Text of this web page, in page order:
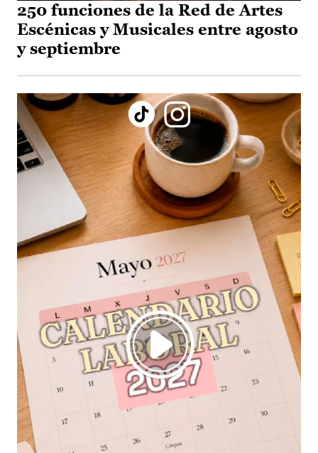
250 funciones de la Red de Artes
Escénicas y Musicales entre agosto
y septiembre